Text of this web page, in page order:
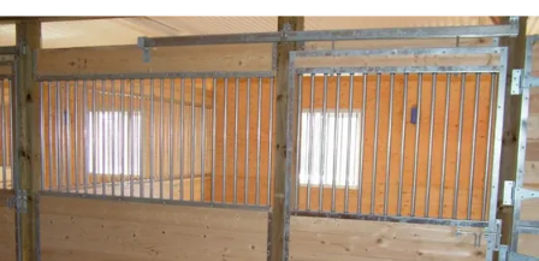
NORME
SULLA
PRIVACY